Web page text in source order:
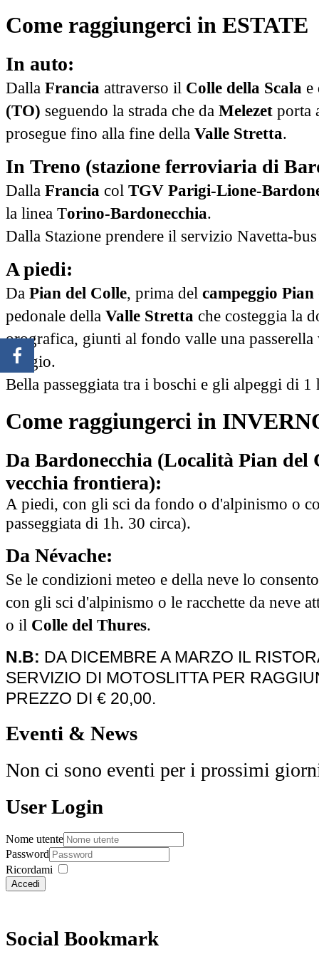
Come raggiungerci in ESTATE
In auto:
Dalla Francia attraverso il Colle della Scala e
(TO) seguendo la strada che da Melezet porta
prosegue fino alla fine della Valle Stretta.
In Treno (stazione ferroviaria di
Dalla Francia col TGV Parigi-­Lione-­
la linea Torino-­Bardonecchia.
Dalla Stazione prendere il servizio Navetta-­
A piedi:
Da Pian del Colle, prima del campeggio Pian
pedonale della Valle Stretta che costeggia la
orografica, giunti al fondo valle una
rifugio.
Bella passeggiata tra i boschi e gli alpeggi di 1
Come raggiungerci in
Da Bardonecchia (Località Pian del
vecchia frontiera):
A piedi, con gli sci da fondo o d'alpinismo o
passeggiata di 1h. 30 circa).
Da Névache:
Se le condizioni meteo e della neve lo
con gli sci d'alpinismo o le racchette da neve
o il Colle del Thures.
N.B: DA DICEMBRE A MARZO IL
SERVIZIO DI MOTOSLITTA PER
PREZZO DI € 20,00.
Eventi & News
Non ci sono eventi per i prossimi
User Login
Nome utente
Password
Ricordami
Accedi
Social Bookmark